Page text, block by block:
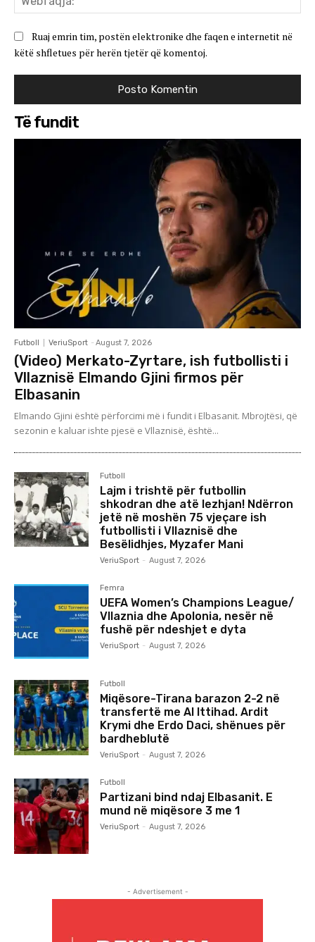
Ruaj emrin tim, postën elektronike dhe faqen e internetit në
këtë shfletues për herën tjetër që komentoj.
Të fundit
Futboll VeriuSport - August 7, 2026
(Video) Merkato-Zyrtare, ish futbollisti i
Vllaznisë Elmando Gjini firmos për
Elbasanin
Elmando Gjini është përforcimi më i fundit i Elbasanit. Mbrojtësi, që
sezonin e kaluar ishte pjesë e Vllaznisë, është...
Futboll
Lajm i trishtë për futbollin
shkodran dhe atë lezhjan! Ndërron
jetë në moshën 75 vjeçare ish
futbollisti i Vllaznisë dhe
Besëlidhjes, Myzafer Mani
VeriuSport - August 7, 2026
Femra
UEFA Women’s Champions League/
Vllaznia dhe Apolonia, nesër në
fushë për ndeshjet e dyta
VeriuSport - August 7, 2026
Futboll
Miqësore-Tirana barazon 2-2 në
transfertë me Al Ittihad. Ardit
Krymi dhe Erdo Daci, shënues për
bardheblutë
VeriuSport - August 7, 2026
Futboll
Partizani bind ndaj Elbasanit. E
mund në miqësore 3 me 1
VeriuSport - August 7, 2026
- Advertisement -